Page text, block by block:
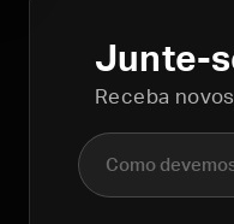
Junte-
Receba
Nome completo